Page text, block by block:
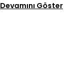
Devamını Göster